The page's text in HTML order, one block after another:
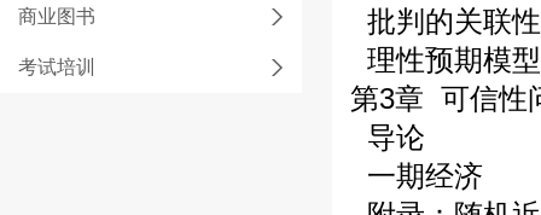
商业图书
考试培训
批判的关联
理性预期模型
第3章 可信性
导论
一期经济